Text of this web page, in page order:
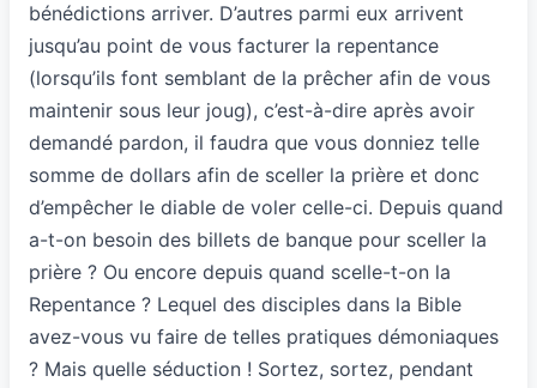
bénédictions arriver. D’autres parmi eux arrivent
jusqu’au point de vous facturer la repentance
(lorsqu’ils font semblant de la prêcher afin de vous
maintenir sous leur joug), c’est-à-dire après avoir
demandé pardon, il faudra que vous donniez telle
somme de dollars afin de sceller la prière et donc
d’empêcher le diable de voler celle-ci. Depuis quand
a-t-on besoin des billets de banque pour sceller la
prière ? Ou encore depuis quand scelle-t-on la
Repentance ? Lequel des disciples dans la Bible
avez-vous vu faire de telles pratiques démoniaques
? Mais quelle séduction ! Sortez, sortez, pendant